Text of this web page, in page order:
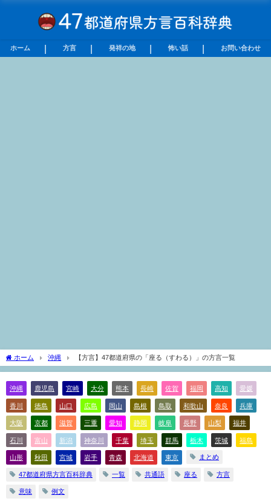
ホーム 方言 発祥の地 怖い話 お問い合わせ
ホーム 沖縄 【方言】47都道府県の「座る（すわる）」の方言一覧
沖縄 鹿児島 宮崎 大分 熊本 長崎 佐賀 福岡 高知 愛媛
香川 徳島 山口 広島 岡山 島根 鳥取 和歌山 奈良 兵庫
大阪 京都 滋賀 三重 愛知 静岡 岐阜 長野 山梨 福井
石川 富山 新潟 神奈川 千葉 埼玉 群馬 栃木 茨城 福島
山形 秋田 宮城 岩手 青森 北海道 東京 まとめ
47都道府県方言百科辞典 一覧 共通語 座る 方言
意味 例文